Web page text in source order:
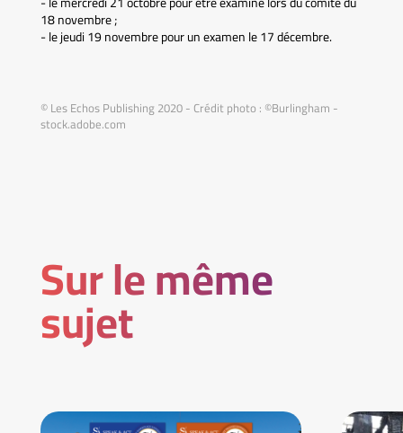
18 novembre ;
- le jeudi 19 novembre pour un examen le 17 décembre.
© Les Echos Publishing 2020 - Crédit photo : ©Burlingham -
stock.adobe.com
Sur le même
sujet